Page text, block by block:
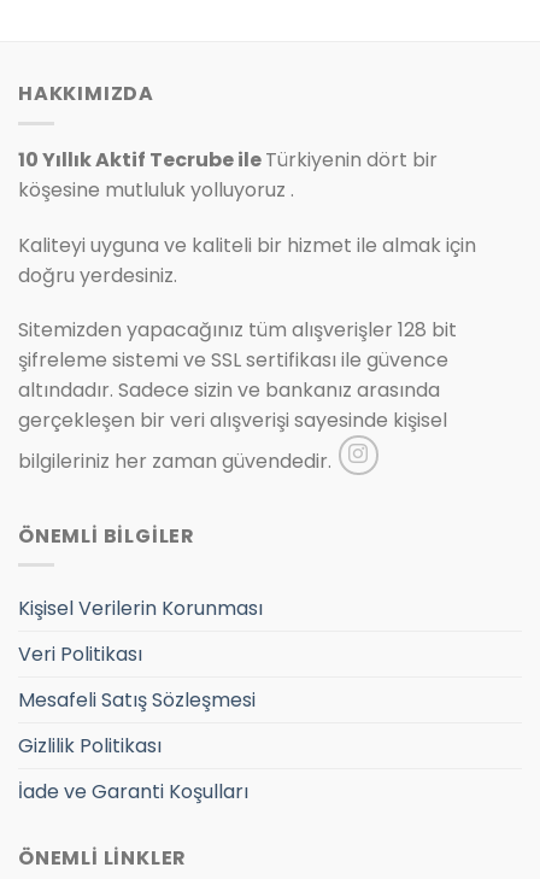
HAKKIMIZDA
10 Yıllık Aktif Tecrube ileTürkiyenin dört bir
köşesine mutluluk yolluyoruz .
Kaliteyi uyguna ve kaliteli bir hizmet ile almak için
doğru yerdesiniz.
Sitemizden yapacağınız tüm alışverişler 128 bit
şifreleme sistemi ve SSL sertifikası ile güvence
altındadır. Sadece sizin ve bankanız arasında
gerçekleşen bir veri alışverişi sayesinde kişisel
bilgileriniz her zaman güvendedir.
ÖNEMLİ BİLGİLER
Kişisel Verilerin Korunması
Veri Politikası
Mesafeli Satış Sözleşmesi
Gizlilik Politikası
İade ve Garanti Koşulları
ÖNEMLİ LİNKLER